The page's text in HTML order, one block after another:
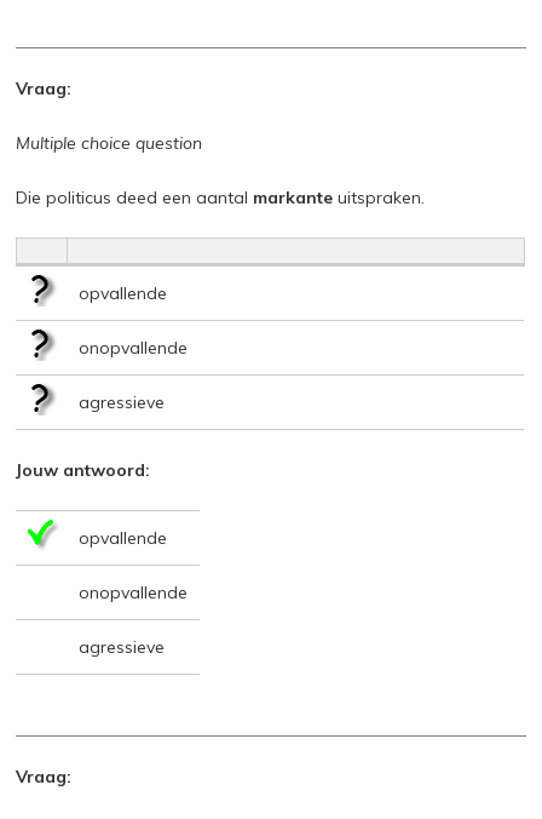
Vraag:
Multiple choice question
Die politicus deed een aantal markante uitspraken.
opvallende
onopvallende
agressieve
Jouw antwoord:
opvallende
onopvallende
agressieve
Vraag: